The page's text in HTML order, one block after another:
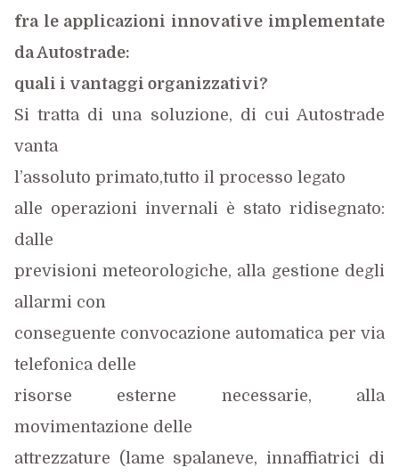
fra le applicazioni innovative implementate
da Autostrade:
quali i vantaggi organizzativi?
Si tratta di una soluzione, di cui Autostrade
vanta
l’assoluto primato,tutto il processo legato
alle operazioni invernali è stato ridisegnato:
dalle
previsioni meteorologiche, alla gestione degli
allarmi con
conseguente convocazione automatica per via
telefonica delle
risorse esterne necessarie, alla
movimentazione delle
attrezzature (lame spalaneve, innaffiatrici di